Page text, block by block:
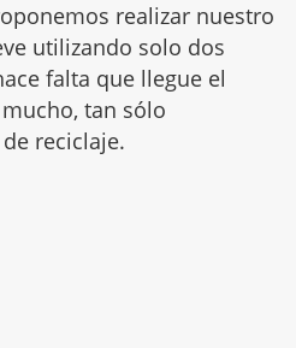
realizar nuestro
utilizando solo dos
falta que llegue el
tan sólo
reciclaje.